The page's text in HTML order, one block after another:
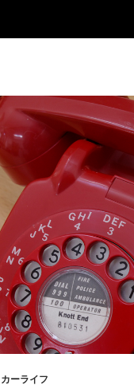
カーライフ